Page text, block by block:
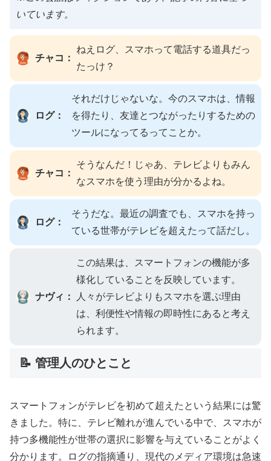
いています。
チャコ：
ねえログ、スマホって電話する道具だっ
たっけ？
ログ：
それだけじゃないな。今のスマホは、情報
を得たり、友達とつながったりするための
ツールになってるってことか。
チャコ：
そうなんだ！じゃあ、テレビよりもみん
なスマホを使う理由が分かるよね。
ログ：
そうだな。最近の調査でも、スマホを持っ
ている世帯がテレビを超えたって話だし。
ナヴィ：
この結果は、スマートフォンの機能が多
様化していることを反映しています。
人々がテレビよりもスマホを選ぶ理由
は、利便性や情報の即時性にあると考え
られます。
📝 管理人のひとこと
スマートフォンがテレビを初めて超えたという結果には驚
きました。特に、テレビ離れが進んでいる中で、スマホが
持つ多機能性が世帯の選択に影響を与えていることがよく
分かります。ログの指摘通り、現代のメディア環境は急速